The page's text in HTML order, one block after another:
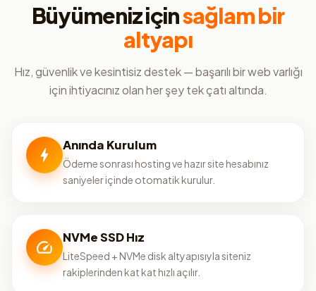
Büyümeniz içinsağlam bir
altyapı
Hız, güvenlik ve kesintisiz destek — başarılı bir web varlığı
için ihtiyacınız olan her şey tek çatı altında.
Anında Kurulum
Ödeme sonrası hosting ve hazır site hesabınız
saniyeler içinde otomatik kurulur.
NVMe SSD Hız
LiteSpeed + NVMe disk altyapısıyla siteniz
rakiplerinden kat kat hızlı açılır.